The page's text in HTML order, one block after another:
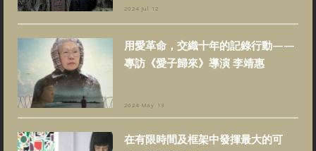
2024 Jul 12
用愛革命，交織十年的記錄行動——
專訪《愛子歸來》導演 李靖惠
2024 May 13
在有限時間及框架中發揮最大的可